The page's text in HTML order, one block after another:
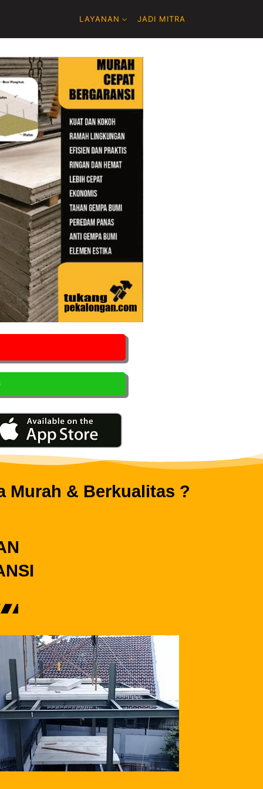
LAYANAN JADI MITRA
Murah & Berkualitas ?